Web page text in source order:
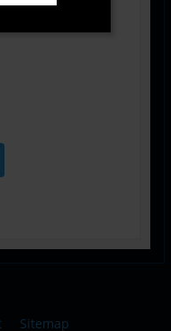
diese Website
Sitemap